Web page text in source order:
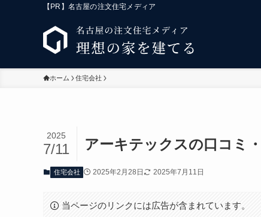
【PR】名古屋の注文住宅メディア
ホーム 住宅会社
アーキテックスの口コミ
2025
7/11
住宅会社 2025年2月28日 2025年7月11日
当ページのリンクには広告が含まれています。